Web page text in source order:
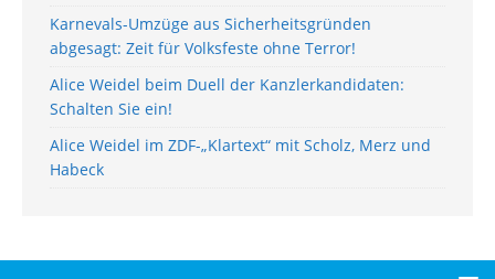
Karnevals-Umzüge aus Sicherheitsgründen
abgesagt: Zeit für Volksfeste ohne Terror!
Alice Weidel beim Duell der Kanzlerkandidaten:
Schalten Sie ein!
Alice Weidel im ZDF-„Klartext“ mit Scholz, Merz und
Habeck